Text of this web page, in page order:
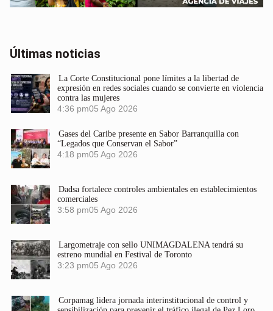
Últimas noticias
La Corte Constitucional pone límites a la libertad de
expresión en redes sociales cuando se convierte en violencia
contra las mujeres
4:36 pm05 Ago 2026
Gases del Caribe presente en Sabor Barranquilla con
“Legados que Conservan el Sabor”
4:18 pm05 Ago 2026
Dadsa fortalece controles ambientales en establecimientos
comerciales
3:58 pm05 Ago 2026
Largometraje con sello UNIMAGDALENA tendrá su
estreno mundial en Festival de Toronto
3:23 pm05 Ago 2026
Corpamag lidera jornada interinstitucional de control y